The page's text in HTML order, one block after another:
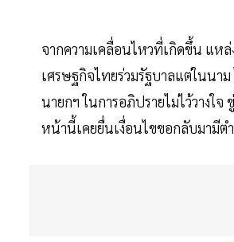
จากความเคลื่อนไหวที่เกิดขึ้น แห
เศรษฐกิจไทยร่วมรัฐบาลแต่ในนา
นายกฯ ในการอภิปรายไม่ไว้วางใ
หน้านี้เคยยื่นเงื่อนไขขอกลับมามี